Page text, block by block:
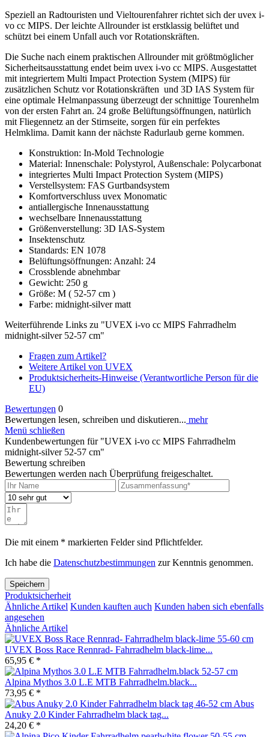
Speziell an Radtouristen und Vieltourenfahrer richtet sich der uvex i-
vo cc MIPS. Der leichte Allrounder ist erstklassig belüftet und
schützt bei einem Unfall auch vor Rotationskräften.
Die Suche nach einem praktischen Allrounder mit größtmöglicher
Sicherheitsausstattung endet beim uvex i-vo cc MIPS. Ausgestattet
mit integriertem Multi Impact Protection System (MIPS) für
zusätzlichen Schutz vor Rotationskräften und 3D IAS System für
eine optimale Helmanpassung überzeugt der schnittige Tourenhelm
von der ersten Fahrt an. 24 große Belüftungsöffnungen, natürlich
mit Fliegennetz an der Stirnseite, sorgen für ein perfektes
Helmklima. Damit kann der nächste Radurlaub gerne kommen.
Konstruktion: In-Mold Technologie
Material: Innenschale: Polystyrol, Außenschale: Polycarbonat
integriertes Multi Impact Protection System (MIPS)
Verstellsystem: FAS Gurtbandsystem
Komfortverschluss uvex Monomatic
antiallergische Innenausstattung
wechselbare Innenausstattung
Größenverstellung: 3D IAS-System
Insektenschutz
Standards: EN 1078
Belüftungsöffnungen: Anzahl: 24
Crossblende abnehmbar
Gewicht: 250 g
Größe: M ( 52-57 cm )
Farbe: midnight-silver matt
Weiterführende Links zu "UVEX i-vo cc MIPS Fahrradhelm
midnight-silver 52-57 cm"
Fragen zum Artikel?
Weitere Artikel von UVEX
Produktsicherheits-Hinweise (Verantwortliche Person für die
EU)
Bewertungen 0
Bewertungen lesen, schreiben und diskutieren... mehr
Menü schließen
Kundenbewertungen für "UVEX i-vo cc MIPS Fahrradhelm
midnight-silver 52-57 cm"
Bewertung schreiben
Bewertungen werden nach Überprüfung freigeschaltet.
Die mit einem * markierten Felder sind Pflichtfelder.
Ich habe die Datenschutzbestimmungen zur Kenntnis genommen.
Speichern
Produktsicherheit
Ähnliche Artikel Kunden kauften auch Kunden haben sich ebenfalls
angesehen
Ähnliche Artikel
UVEX Boss Race Rennrad- Fahrradhelm black-lime...
65,95 € *
Alpina Mythos 3.0 L.E MTB Fahrradhelm.black...
73,95 € *
Abus
Anuky 2.0 Kinder Fahrradhelm black tag...
24,20 € *